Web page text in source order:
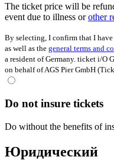
The ticket price will be
event due to illness orother
By selecting, I confirm that I have
as well as the general terms and
a resident of Germany. ticket i/O
on behalf of AGS Pier GmbH
Do not insure tickets
Do without the benefits of
Юридический